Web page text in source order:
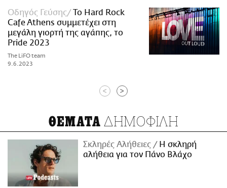
Οδηγός Γεύσης
Το Hard Rock
Cafe Athens συμμετέχει στη
μεγάλη γιορτή της αγάπης, το
Pride 2023
The LiFO team
9.6.2023
< >
ΘΕΜΑΤΑ ΔΗΜΟΦΙΛΗ
Σκληρές Αλήθειες
H σκληρή
αλήθεια για τον Πάνο Βλάχο